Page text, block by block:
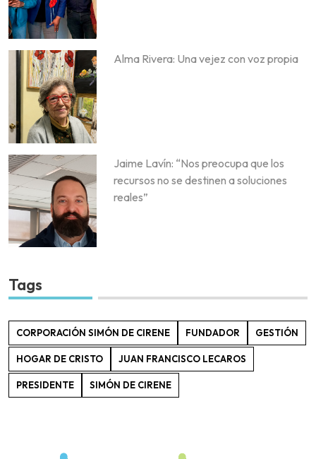
Alma Rivera: Una vejez con voz propia
Jaime Lavín: “Nos preocupa que los
recursos no se destinen a soluciones
reales”
Tags
CORPORACIÓN SIMÓN DE CIRENE FUNDADOR GESTIÓN
HOGAR DE CRISTO JUAN FRANCISCO LECAROS
PRESIDENTE SIMÓN DE CIRENE